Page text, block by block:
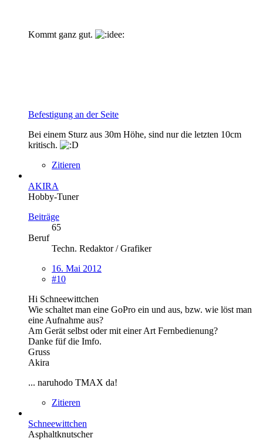
Kommt ganz gut.
Befestigung an der Seite
Bei einem Sturz aus 30m Höhe, sind nur die letzten 10cm
kritisch.
Zitieren
AKIRA
Hobby-Tuner
Beiträge
65
Beruf
Techn. Redaktor / Grafiker
16. Mai 2012
#10
Hi Schneewittchen
Wie schaltet man eine GoPro ein und aus, bzw. wie löst man
eine Aufnahme aus?
Am Gerät selbst oder mit einer Art Fernbedienung?
Danke füf die Imfo.
Gruss
Akira
... naruhodo TMAX da!
Zitieren
Schneewittchen
Asphaltknutscher